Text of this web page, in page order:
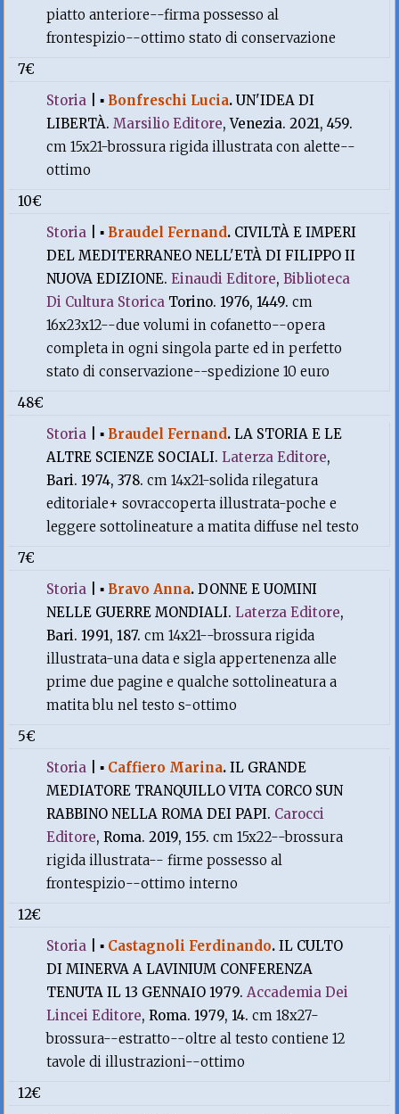
piatto anteriore--firma possesso al
frontespizio--ottimo stato di conservazione
7€
Storia |▪ Bonfreschi Lucia.UN'IDEA DI
LIBERTÀ.Marsilio Editore, Venezia. 2021, 459.
cm 15x21-brossura rigida illustrata con alette--
ottimo
10€
Storia |▪ Braudel Fernand. CIVILTÀ E IMPERI
DEL MEDITERRANEO NELL'ETÀ DI FILIPPO II
NUOVA EDIZIONE.Einaudi Editore,Biblioteca
Di Cultura Storica Torino. 1976, 1449.cm
16x23x12--due volumi in cofanetto--opera
completa in ogni singola parte ed in perfetto
stato di conservazione--spedizione 10 euro
48€
Storia |▪ Braudel Fernand.LA STORIA E LE
ALTRE SCIENZE SOCIALI.Laterza Editore,
Bari. 1974, 378.cm 14x21-solida rilegatura
editoriale+ sovraccoperta illustrata-poche e
leggere sottolineature a matita diffuse nel testo
7€
Storia |▪ Bravo Anna.DONNE E UOMINI
NELLE GUERRE MONDIALI.Laterza Editore,
Bari. 1991, 187.cm 14x21--brossura rigida
illustrata-una data e sigla appertenenza alle
prime due pagine e qualche sottolineatura a
matita blu nel testo s-ottimo
5€
Storia |▪ Caffiero Marina.IL GRANDE
MEDIATORE TRANQUILLO VITA CORCO SUN
RABBINO NELLA ROMA DEI PAPI. Carocci
Editore, Roma. 2019, 155.cm 15x22--brossura
rigida illustrata-- firme possesso al
frontespizio--ottimo interno
12€
Storia |▪ Castagnoli Ferdinando.IL CULTO
DI MINERVA A LAVINIUM CONFERENZA
TENUTA IL 13 GENNAIO 1979.Accademia Dei
Lincei Editore, Roma. 1979, 14.cm 18x27-
brossura--estratto--oltre al testo contiene 12
tavole di illustrazioni--ottimo
12€